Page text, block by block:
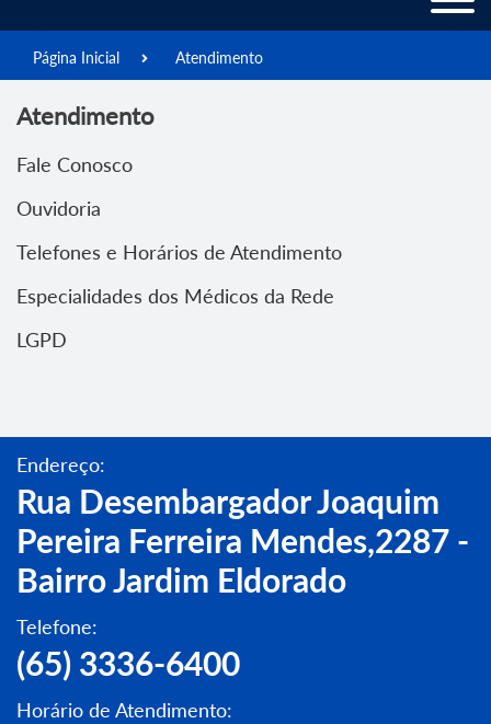
Página Inicial Atendimento
Atendimento
Fale Conosco
Ouvidoria
Telefones e Horários de Atendimento
Especialidades dos Médicos da Rede
LGPD
Endereço:
Rua Desembargador Joaquim
Pereira Ferreira Mendes,2287 -
Bairro Jardim Eldorado
Telefone:
(65) 3336-6400
Horário de Atendimento: